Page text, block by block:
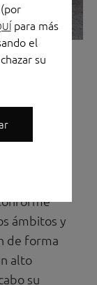
Torres
de
ámbitos y
de forma
alto
su
para más
el
su